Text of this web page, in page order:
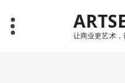
content
让商业更艺术，